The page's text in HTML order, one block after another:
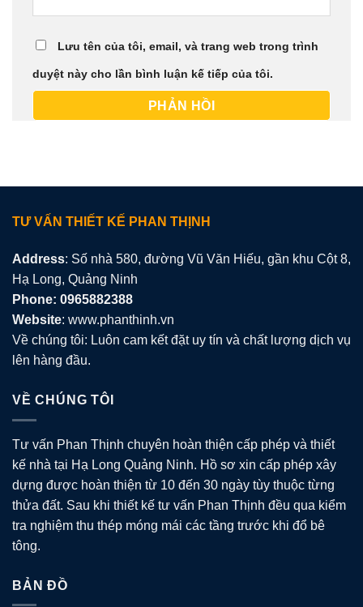
Lưu tên của tôi, email, và trang web trong trình
duyệt này cho lần bình luận kế tiếp của tôi.
TƯ VẤN THIẾT KẾ PHAN THỊNH
Address: Số nhà 580, đường Vũ Văn Hiếu, gần khu Cột 8,
Hạ Long, Quảng Ninh
Phone: 0965882388
Website: www.phanthinh.vn
Về chúng tôi: Luôn cam kết đặt uy tín và chất lượng dịch vụ
lên hàng đầu.
VỀ CHÚNG TÔI
Tư vấn Phan Thịnh chuyên hoàn thiện cấp phép và thiết
kế nhà tại Hạ Long Quảng Ninh. Hồ sơ xin cấp phép xây
dựng được hoàn thiện từ 10 đến 30 ngày tùy thuộc từng
thửa đất. Sau khi thiết kế tư vấn Phan Thịnh đều qua kiểm
tra nghiệm thu thép móng mái các tầng trước khi đổ bê
tông.
BẢN ĐỒ